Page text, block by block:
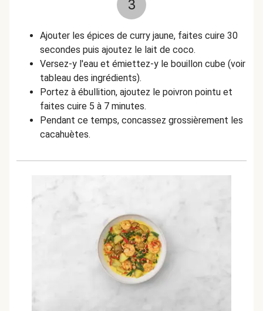
3
Ajouter les épices de curry jaune, faites cuire 30
secondes puis ajoutez le lait de coco.
Versez-y l'eau et émiettez-y le bouillon cube (voir
tableau des ingrédients).
Portez à ébullition, ajoutez le poivron pointu et
faites cuire 5 à 7 minutes.
Pendant ce temps, concassez grossièrement les
cacahuètes.